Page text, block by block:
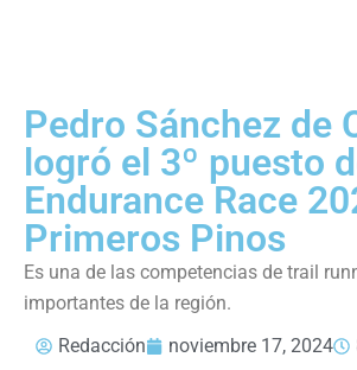
Pedro Sánchez de
logró el 3º puesto
Endurance Race
Primeros Pinos
Es una de las competencias de trail
importantes de la región.
Redacción
noviembre 17, 2024